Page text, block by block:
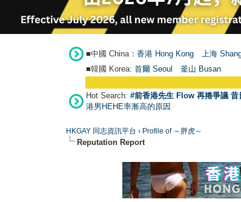
■中國 China： 香港 Hong Kong 上海
■韓國 Korea: 首爾 Seou 釜山 Busan
Hot Search: #前香港先生 Flow 再捲爭議
港男HEHE率漸高的原因
HKGAY 同志資訊平台 › Profile of ～胖虎～
Reputation Report